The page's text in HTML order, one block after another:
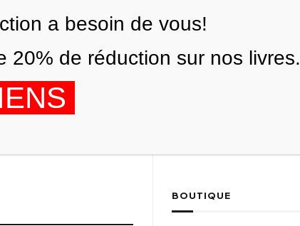
BOUTIQUE
a besoin de vous!
20% de réduction sur nos livres.